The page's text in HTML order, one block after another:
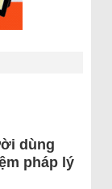
dùng
pháp lý